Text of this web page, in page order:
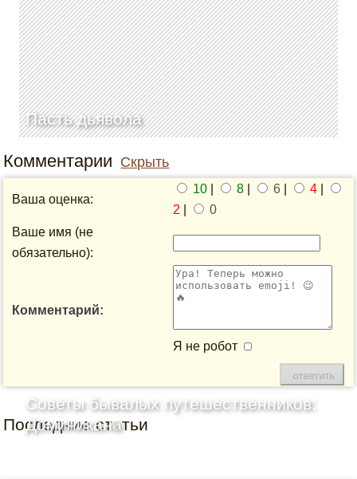
Пасть дьявола
Комментарии Скрыть
Ваша оценка:
10 8 6 4
2
0
Ваше имя (не
обязательно):
Комментарий:
Я не робот
Последние статьи
Советы бывалых путешественников:
Доминикана